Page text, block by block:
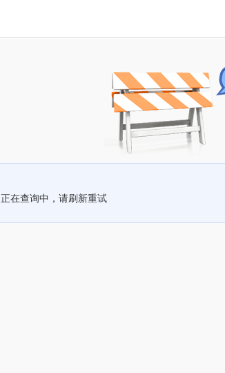
正在查询中，请刷新重试